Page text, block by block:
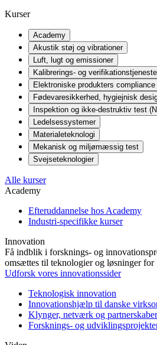
Kurser
Academy
Akustik støj og vibrationer
Luft, lugt og emissioner
Kalibrerings- og
Elektroniske produkters compliance
Fødevaresikkerhed, hygiejnisk
Inspektion og ikke-destruktiv test
Ledelsessystemer
Materialeteknologi
Mekanisk og miljømæssig test
Svejseteknologier
Alle kurser
Academy
Efteruddannelse hos Academy
Industri-specifikke kurser
Innovation
Få indblik i forsknings- og
omsættes til teknologier og løsninger for
Udforsk vores innovationssider
Teknologisk innovation
Innovationshjælp til danske
Klynger, netværk og partnerskaber
Forsknings- og